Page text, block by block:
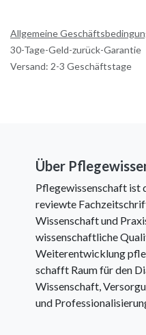
Allgemeine
30-Tage-Geld-zurück-Garantie
Versand: 2-3 Geschäftstage
Über
Pflegewissenschaft ist
reviewte
Wissenschaft und
wissenschaftliche
Weiterentwicklung
schafft Raum für den
Wissenschaft,
und